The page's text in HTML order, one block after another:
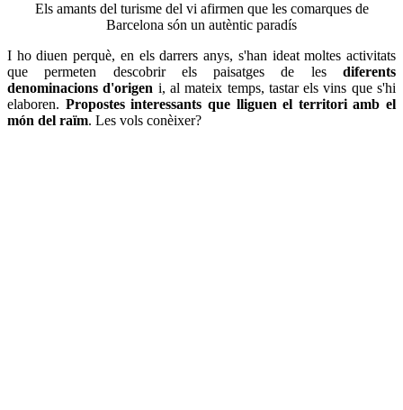
Els amants del turisme del vi afirmen que les comarques de
Barcelona són un autèntic paradís
I ho diuen perquè, en els darrers anys, s'han ideat moltes activitats
que permeten descobrir els paisatges de les diferents
denominacions d'origen i, al mateix temps, tastar els vins que s'hi
elaboren. Propostes interessants que lliguen el territori amb el
món del raïm. Les vols conèixer?